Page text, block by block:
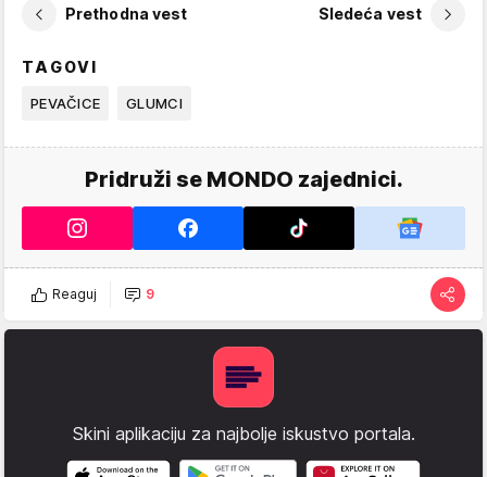
Prethodna vest Sledeća vest
TAGOVI
PEVAČICE GLUMCI
Pridruži se MONDO zajednici.
Reaguj 9
Skini aplikaciju za najbolje iskustvo portala.